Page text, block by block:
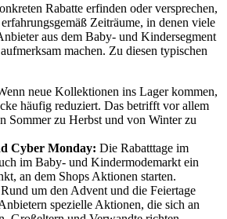
Rabatte erfinden oder versprechen,
Zeiträume, in denen viele
aus dem Baby- und Kindersegment
machen. Zu diesen typischen
neue Kollektionen ins Lager kommen,
häufig reduziert. Das betrifft vor allem
Sommer zu Herbst und von Winter zu
Cyber Monday: Die Rabatttage im
im Baby- und Kindermodemarkt ein
an dem Shops Aktionen starten.
Rund um den Advent und die Feiertage
spezielle Aktionen, die sich an